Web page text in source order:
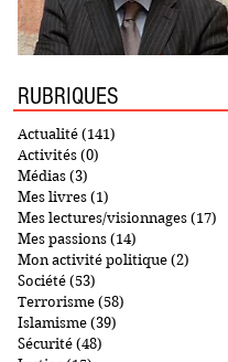
RUBRIQUES
Actualité (141)
Activités (0)
Médias (3)
Mes livres (1)
Mes lectures/visionnages (17)
Mes passions (14)
Mon activité politique (2)
Société (53)
Terrorisme (58)
Islamisme (39)
Sécurité (48)